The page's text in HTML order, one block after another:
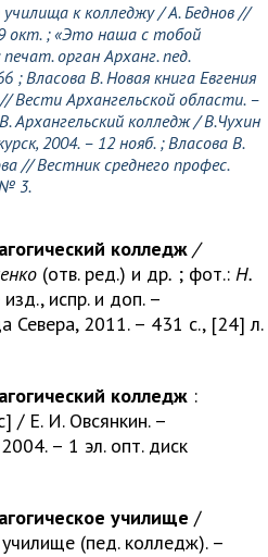
к колледжу /А. Беднов//
окт. ; «Это наша с тобой
орган Арханг. пед.
;Власова В.Новая книга Евгения
// Вести Архангельской области. –
Архангельский колледж /В.Чухин
2004. – 12 нояб. ;Власова В.
// Вестник среднего профес.
№ 3.
колледж/
(отв. ред.) и др. ; фот.: Н.
испр. и доп. –
Севера, 2011. – 431 с., [24] л.
колледж :
/ Е. И. Овсянкин. –
– 1 эл. опт. диск
училище/
(пед. колледж). –